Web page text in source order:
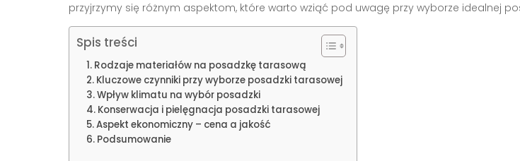
przyjrzymy się różnym aspektom, które warto wziąć pod uwagę przy wyborze idealnej
Spis treści
Rodzaje materiałów na posadzkę tarasową
Kluczowe czynniki przy wyborze posadzki tarasowej
Wpływ klimatu na wybór posadzki
Konserwacja i pielęgnacja posadzki tarasowej
Aspekt ekonomiczny – cena a jakość
Podsumowanie